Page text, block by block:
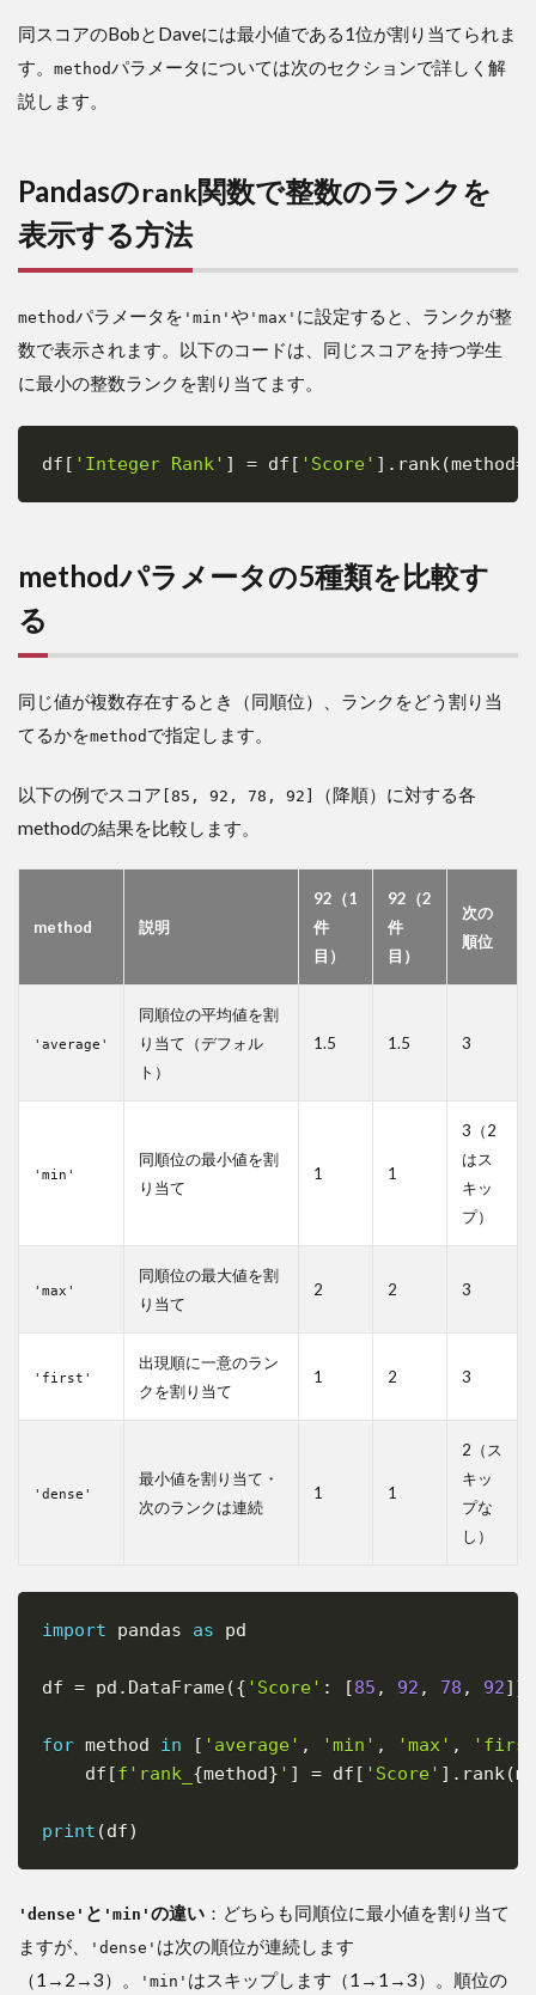
同スコアのBobとDaveには最小値である1位が割り当てられま
す。 methodパラメータについては次のセクションで詳しく解
説します。
Pandasのrank関数で整数のランクを
表示する方法
methodパラメータを 'min' や 'max' に設定すると、ランクが整
数で表示されます。以下のコードは、同じスコアを持つ学生
に最小の整数ランクを割り当てます。
df [ 'Integer Rank' ] = df [ 'Score' ] . rank(method=
methodパラメータの5種類を比較す
る
同じ値が複数存在するとき（同順位）、ランクをどう割り当
てるかをmethod で指定します。
以下の例でスコア [85, 92, 78, 92]
（降順）に対する各
methodの結果を比較します。
method 説明
92（1
件
目）
92（2
件
目）
次の
順位
'average'
同順位の平均値を割
り当て（デフォル
ト）
1.5 1.5 3
'min'
同順位の最小値を割
り当て
1 1
3（2
はス
キッ
プ）
'max'
同順位の最大値を割
り当て
2 2 3
'first'
出現順に一意のラン
クを割り当て
1 2 3
'dense'
最小値を割り当て・
次のランクは連続
1 1
2（ス
キッ
プな
し）
import pandas as pd
df = pd . DataFrame({ 'Score' : [85 , 92 , 78 , 92] }
for method in [ 'average' , 'min' , 'max' ,
    df
[f'rank_ {method} ' ] = df [ 'Score' ] . rank(
print (df)
'dense' と 'min' の違い ：どちらも同順位に最小値を割り当て
ますが、
'dense' は次の順位が連続します
（1→2→3）。
'min' はスキップします（1→1→3）。順位の